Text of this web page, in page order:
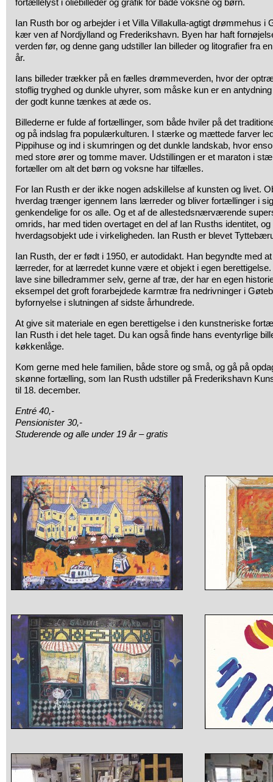
fortællelyst i oliebilleder og grafik for både voksne og børn.
Ian Rusth bor og arbejder i et Villa Villakulla-agtigt drømmehus i
kær ven af Nordjylland og Frederikshavn. Byen har haft
verden før, og denne gang udstiller Ian billeder og litografier fra
år.
Ians billeder trækker på en fælles drømmeverden, hvor der
stoflig tryghed og dunkle uhyrer, som måske kun er en
der godt kunne tænkes at æde os.
Billederne er fulde af fortællinger, som både hviler på det
og på indslag fra populærkulturen. I stærke og mættede farver
Pippihuse og ind i skumringen og det dunkle landskab, hvor
med store ører og tomme maver. Udstillingen er et maraton i
fortæller om alt det børn og voksne har tilfælles.
For Ian Rusth er der ikke nogen adskillelse af kunsten og livet.
hverdag trænger igennem Ians lærreder og bliver fortællinger i
genkendelige for os alle. Og et af de allestedsnærværende
omrids, har med tiden overtaget en del af Ian Rusths identitet,
hverdagsobjekt ude i virkeligheden. Ian Rusth er blevet
Ian Rusth, der er født i 1950, er autodidakt. Han begyndte med
lærreder, for at lærredet kunne være et objekt i egen
lave sine billedrammer selv, gerne af træ, der har en egen
eksempel det groft forarbejdede karmtræ fra nedrivninger i
byfornyelse i slutningen af sidste århundrede.
At give sit materiale en egen berettigelse i den kunstneriske
Ian Rusth i det hele taget. Du kan også finde hans eventyrlige
køkkenlåge.
Kom gerne med hele familien, både store og små, og gå på
skønne fortælling, som Ian Rusth udstiller på Frederikshavn
til 18. december.
Entré 40,-
Pensionister 30,-
Studerende og alle under 19 år – gratis